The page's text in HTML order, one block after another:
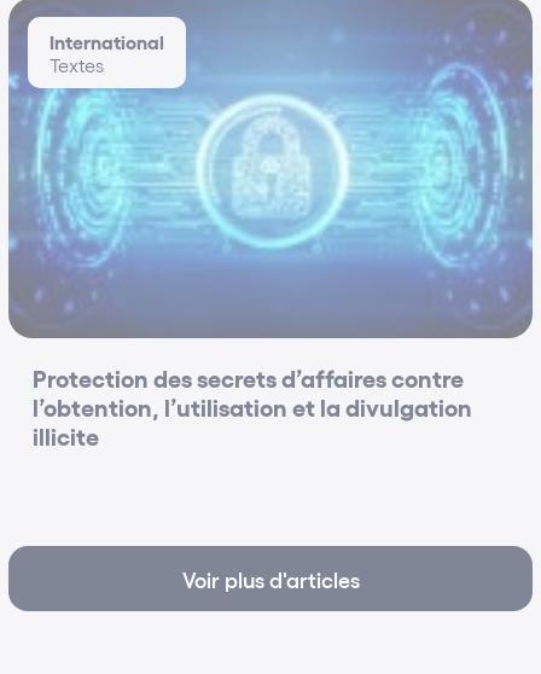
Classement Décideurs 2013
Catégorie « Forte Notoriété » en droit de la
distribution
Classement Décideurs 2013
Classement parmi les 30 cabinets d'affaires franco-
français les plus performants
Classement Décideurs 2013
Trophée d'Argent de la Firme nationale multi-
bureau
Trophées du droit 2012
Trophée de l'Equipe montante de droit de la
distribution
Trophées du droit 2012
Equitation (Endurance)
Ski
International
Textes
Protection des secrets d’affaires contre
l’obtention, l’utilisation et la divulgation
illicite
Voir plus d'articles